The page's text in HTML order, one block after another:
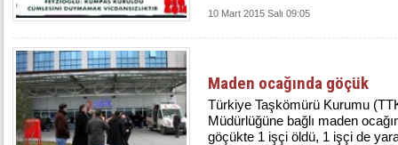
10 Mart 2015 Salı 09:05
Maden ocağında göçük
Türkiye Taşkömürü Kurumu
Müdürlüğüne bağlı maden
göçükte 1 işçi öldü, 1 işçi de